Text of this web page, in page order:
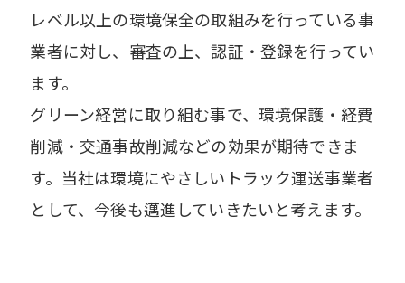
レベル以上の環境保全の取組みを行っている事
業者に対し、審査の上、認証・登録を行ってい
ます。
グリーン経営に取り組む事で、環境保護・経費
削減・交通事故削減などの効果が期待できま
す。当社は環境にやさしいトラック運送事業者
として、今後も邁進していきたいと考えます。